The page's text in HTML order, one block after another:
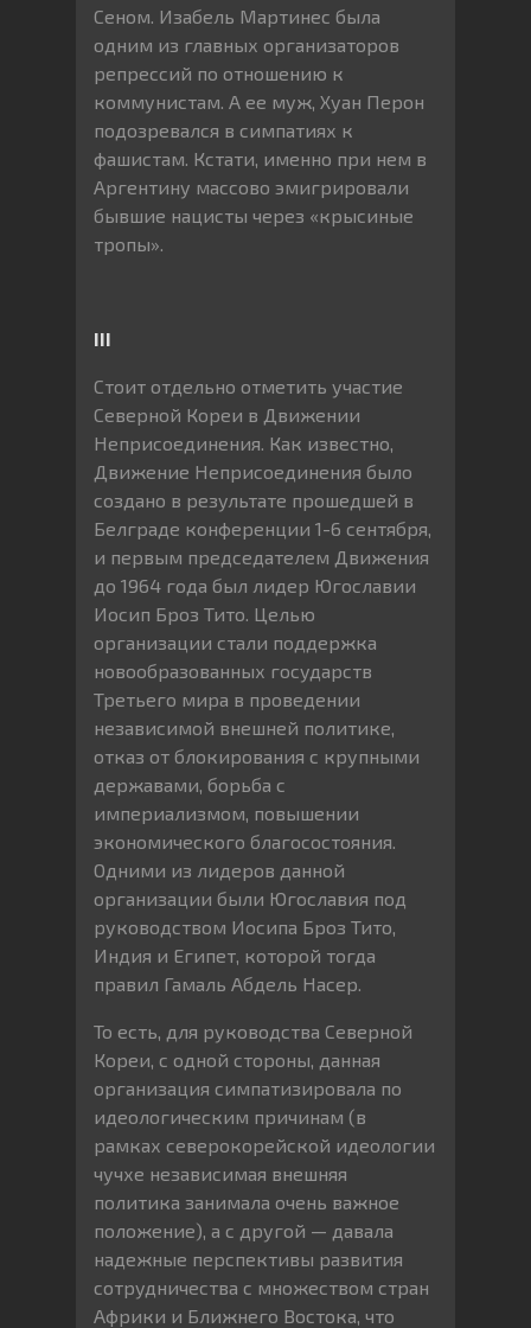
Сеном. Изабель Мартинес была
одним из главных организаторов
репрессий по отношению к
коммунистам. А ее муж, Хуан Перон
подозревался в симпатиях к
фашистам. Кстати, именно при нем в
Аргентину массово эмигрировали
бывшие нацисты через «крысиные
тропы».
III
Стоит отдельно отметить участие
Северной Кореи в Движении
Неприсоединения. Как известно,
Движение Неприсоединения было
создано в результате прошедшей в
Белграде конференции 1-6 сентября,
и первым председателем Движения
до 1964 года был лидер Югославии
Иосип Броз Тито. Целью
организации стали поддержка
новообразованных государств
Третьего мира в проведении
независимой внешней политике,
отказ от блокирования с крупными
державами, борьба с
империализмом, повышении
экономического благосостояния.
Одними из лидеров данной
организации были Югославия под
руководством Иосипа Броз Тито,
Индия и Египет, которой тогда
правил Гамаль Абдель Насер.
То есть, для руководства Северной
Кореи, с одной стороны, данная
организация симпатизировала по
идеологическим причинам (в
рамках северокорейской идеологии
чучхе независимая внешняя
политика занимала очень важное
положение), а с другой — давала
надежные перспективы развития
сотрудничества с множеством стран
Африки и Ближнего Востока, что